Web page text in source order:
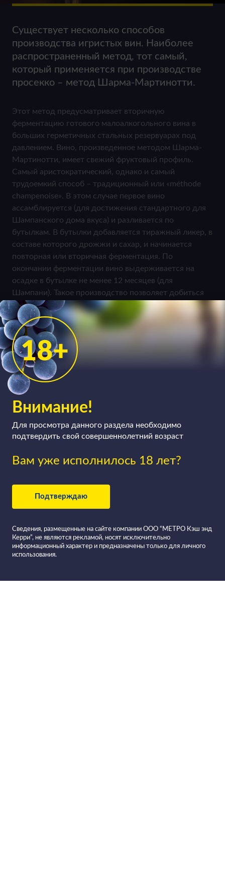
Внимание!
Для просмотра данного раздела необходимо
подтвердить свой совершеннолетний возраст
Вам уже исполнилось 18 лет?
Подтверждаю
Сведения, размещенные на сайте компании ООО “МЕТРО Кэш энд
Керри”, не являются рекламой, носят исключительно
информационный характер и предназначены только для личного
использования.
Существует несколько способов
производства игристых вин. Наиболее
распространенный метод, тот самый,
который применяется при производстве
просекко – метод Шарма-Мартинотти.
Этот метод предусматривает вторичную
ферментацию готового малоалкогольного вина в
больших герметичных стальных резервуарах под
давлением. Вино, произведенное методом Шарма-
Мартинотти, имеет свежий фруктовый профиль.
Самый аристократический, однако и самый
трудоемкий способ – традиционный или «méthode
champenoise». В этом случае первое вино
ассамблируется (для достижения стандартного для
Шампанского дома вкуса) и разливается по
бутылкам. В бутылки добавляется тиражный ликер, в
составе которого дрожжи и сахар, и начинается
повторная или вторичная ферментация. По
окончании ферментации вино выдерживается на
осадке в бутылке не менее 12 месяцев (для
Шампани). Такое производство позволяет добиться
дополнительных ароматов – бриоши, сливочного
масла и поджаренных тостов, даже орехов. Есть еще
один способ, который использовали еще наши
предки, и который обрел настоящую известность в
последнее время – метод ансестраль, при котором
брожение первого базового вина завершается в
бутылке.